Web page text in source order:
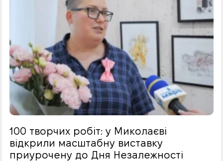
100 творчих робіт: у Миколаєві
відкрили масштабну виставку
приурочену до Дня Незалежності